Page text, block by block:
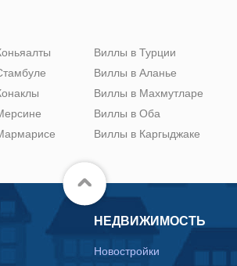
Виллы в Турции
Виллы в Аланье
Виллы в Махмутларе
Виллы в Оба
Виллы в Каргыджаке
НЕДВИЖИМОСТЬ
Новостройки